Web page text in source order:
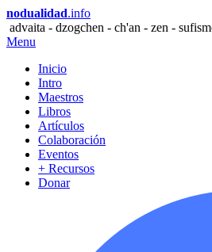
nodualidad.info
advaita - dzogchen - ch'an - zen -
Menu
Inicio
Intro
Maestros
Libros
Artículos
Colaboración
Eventos
+ Recursos
Donar